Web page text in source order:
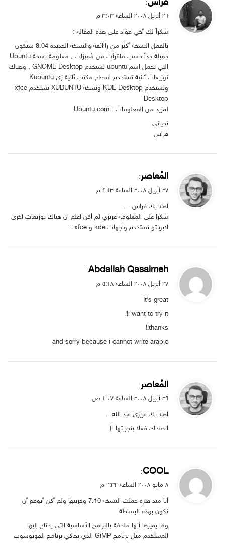
ل
فراس:
۲٦ أبريل ۲۰۰۸ الساعة ۳:۰۳ م
شكراً لك أخي فؤاد على هذه المقالة :
بالفعل النسخة أكثر من رااائعة والنسخة الجديدة 8.04 ستكون
جميلة جداً حسب ماقرأت من مُميزات , معلومة نسخة Ubuntu
التي تحمل اسم ubuntu تستخدم GNOME Desktop , وهناك
توزيعات ثانية تستخدم أسطح مكتب ثانية زي Kubuntu
وتستخدم KDE Desktop ونسخة XUBUNTU تستخدم xfce
Desktop
لمزيد من المعلومات : Ubuntu.com
تحياتي
فراس
ي
ل
المُعاصر:
۲۷ أبريل ۲۰۰۸ الساعة ٤:۱۳ م
اهلا بك فراس …
شكرا على المعلومه عزيزي لم أكن اعلم ان هناك توزيعات اخرى
لابونتو تستخدم واجهات kde و xfce .
ي
ل
Abdallah Qasaimeh
:
۲۷ أبريل ۲۰۰۸ الساعة ۵:۱۸ م
It’s great
i want to try it!!
thanks!!
and sorry because i cannot write arabic
ي
ل
المُعاصر:
۲۹ أبريل ۲۰۰۸ الساعة ۱:۰۷ ص
اهلا بك عزيزي عبد الله ..
انصحك فعلا بتجربتها :)
ل
COOL
:
۸ مايو ۲۰۰۸ الساعة ۲:۳۲ م
أنا منذ فترة حملت النسخة 7.10 وجربتها ولم أكن أتوقع أن
تكون بهذه البساطة
وما يميزها أنها ملحقة بالبرامج الأساسية التي يحتاج إليها
المستخدم مثل برنامج GiMP الذي يحاكي برنامج الفوتوشوب